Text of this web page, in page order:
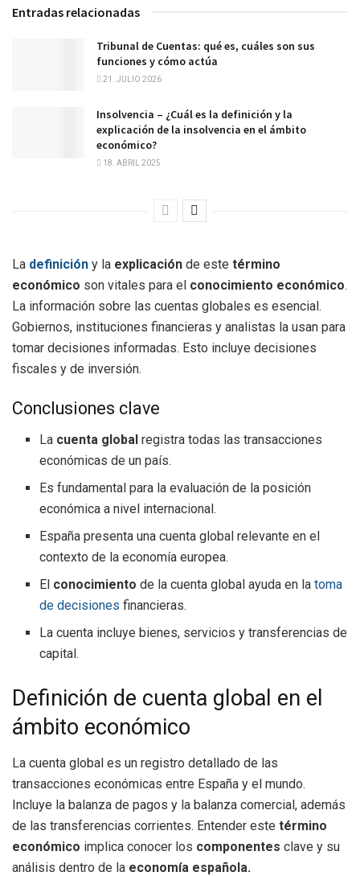
Entradas relacionadas
Tribunal de Cuentas: qué es, cuáles son sus
funciones y cómo actúa
21. JULIO 2026
Insolvencia – ¿Cuál es la definición y la
explicación de la insolvencia en el ámbito
económico?
18. ABRIL 2025
La definición y la explicación de este término
económico son vitales para el conocimiento económico.
La información sobre las cuentas globales es esencial.
Gobiernos, instituciones financieras y analistas la usan para
tomar decisiones informadas. Esto incluye decisiones
fiscales y de inversión.
Conclusiones clave
La cuenta global registra todas las transacciones
económicas de un país.
Es fundamental para la evaluación de la posición
económica a nivel internacional.
España presenta una cuenta global relevante en el
contexto de la economía europea.
El conocimiento de la cuenta global ayuda en latoma
de decisiones financieras.
La cuenta incluye bienes, servicios y transferencias de
capital.
Definición de cuenta global en el
ámbito económico
La cuenta global es un registro detallado de las
transacciones económicas entre España y el mundo.
Incluye la balanza de pagos y la balanza comercial, además
de las transferencias corrientes. Entender este término
económico implica conocer los componentes clave y su
análisis dentro de la economía española.